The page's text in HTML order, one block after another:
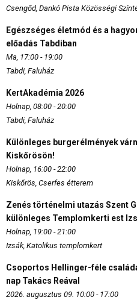
Csengőd, Dankó Pista Közösségi
Egészséges életmód és a
előadás Tabdiban
Ma, 17:00 - 19:00
Tabdi, Faluház
KertAkadémia 2026
Holnap, 08:00 - 20:00
Tabdi, Faluház
Különleges burgerélmények
Kiskőrösön!
Holnap, 16:00 - 22:00
Kiskőrös, Cserfes étterem
Zenés történelmi utazás Szent
különleges Templomkerti est
Holnap, 19:00 - 21:00
Izsák, Katolikus templomkert
Csoportos Hellinger-féle
nap Takács Reával
2026. augusztus 09. 10:00 - 17:00